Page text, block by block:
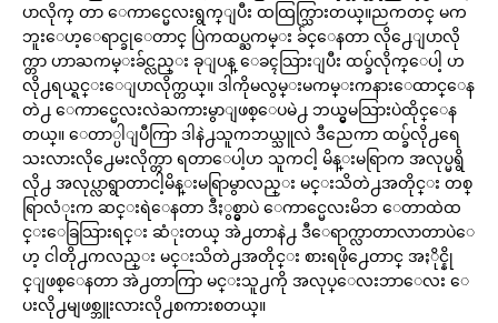
ပာလိုက္ တာ ေကာင္မေလးရွက္ျပီး ထထြက္သြားတယ္။ညကတင္ မက
ဘူးေဟ့ေရာင္ခုေတာင္ ပြဲကထပ္ႀကမ္း ခ်င္ေနတာ လို႕ေျပာလို
က္တာ ဟာႀကမ္းခ်င္လည္း ခုျပန္ ေခၚသြားျပီး ထပ္ခ်လိုက္ေပါ့ ဟ
လို႕ရယ္ရင္းေျပာလိုက္တယ္။ ဒါကိုမလွမ္းမကမ္းကနားေထာင္ေန
တဲ႕ ေကာင္မေလးလဲႀကားမွာျဖစ္ေပမဲ႕ ဘယ္မွမသြားပဲထိုင္ေန
တယ္။ ေတာ္ပါျပီကြာ ဒါနဲ႕သူကဘယ္သူလဲ ဒီညေကာ ထပ္ခ်လို႕ရေ
သးလားလို႕ေမးလိုက္တာ ရတာေပါ့ဟ သူကငါ့ မိန္းမရြာက အလုပ္မရွိ
လို႕ အလုပ္လာရွာတာငါ့မိန္းမရြာမွာလည္း မင္းသိတဲ႕အတိုင္း တစ္
ရြာလံုးက ဆင္းရဲေနတာ ဒီႏွစ္မွာပဲ ေကာင္မေလးမိဘ ေတာထဲထ
င္းေခြသြားရင္း ဆံုးတယ္ အဲ႕တာနဲ႕ ဒီေရာက္လာတာလာတာပဲေ
ဟ့ ငါတို႕ကလည္း မင္းသိတဲ႕အတိုင္း စားရဖို႕ေတာင္ အႏိုင္နို
င္ျဖစ္ေနတာ အဲ႕တာကြာ မင္းသူ႕ကို အလုပ္ေလးဘာေလး ေ
ပးလို႕မျဖစ္ဘူးလားလို႕စကားစတယ္။